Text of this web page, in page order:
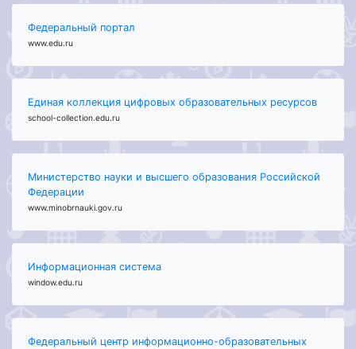
Федеральный портал
www.edu.ru
Единая коллекция цифровых образовательных ресурсов
school-collection.edu.ru
Министерство науки и высшего образования Российской
Федерации
www.minobrnauki.gov.ru
Информационная система
window.edu.ru
Федеральный центр информационно-образовательных